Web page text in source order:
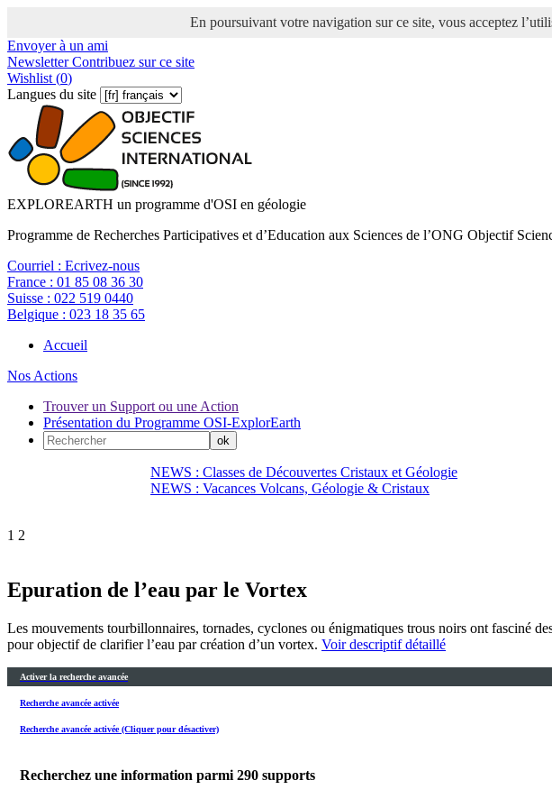
En poursuivant votre navigation sur ce site, vous acceptez
Envoyer à un ami
NewsletterContribuez sur ce site
Wishlist (0)
Langues du site
EXPLOREARTH un programme d'OSI en géologie
Programme de Recherches Participatives et d’Education aux Sciences de l’ONG Objectif
Courriel : Ecrivez-nous
France : 01 85 08 36 30
Suisse : 022 519 0440
Belgique : 023 18 35 65
Accueil
Nos Actions
Trouver un Support ou une Action
Présentation du Programme OSI-ExplorEarth
NEWS : Classes de Découvertes Cristaux et Géologie
NEWS : Vacances Volcans, Géologie & Cristaux
1 2
Epuration de l’eau par le Vortex
Les mouvements tourbillonnaires, tornades, cyclones ou énigmatiques trous noirs ont fasciné
pour objectif de clarifier l’eau par création d’un vortex. Voir descriptif détaillé
Activer la recherche avancée
Recherche avancée activée
Recherche avancée activée (Cliquer pour désactiver)
Recherchez une information parmi 290 supports